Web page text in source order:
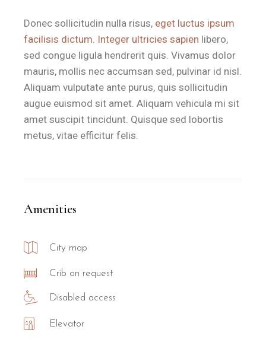
Donec sollicitudin nulla risus, eget luctus ipsum
facilisis dictum. Integer ultricies sapien libero,
sed congue ligula hendrerit quis. Vivamus dolor
mauris, mollis nec accumsan sed, pulvinar id nisl.
Aliquam vulputate ante purus, quis sollicitudin
augue euismod sit amet. Aliquam vehicula mi sit
amet suscipit tincidunt. Quisque sed lobortis
metus, vitae efficitur felis.
Amenities
City map
Crib on request
Disabled access
Elevator